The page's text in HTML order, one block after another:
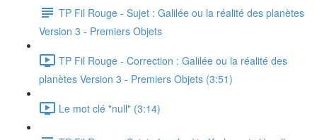
TP Fil Rouge - Sujet : Galilée ou la réalité des planètes
Version 3 - Premiers Objets
TP Fil Rouge - Correction : Galilée ou la réalité des
planètes Version 3 - Premiers Objets (3:51)
Le mot clé "null" (3:14)